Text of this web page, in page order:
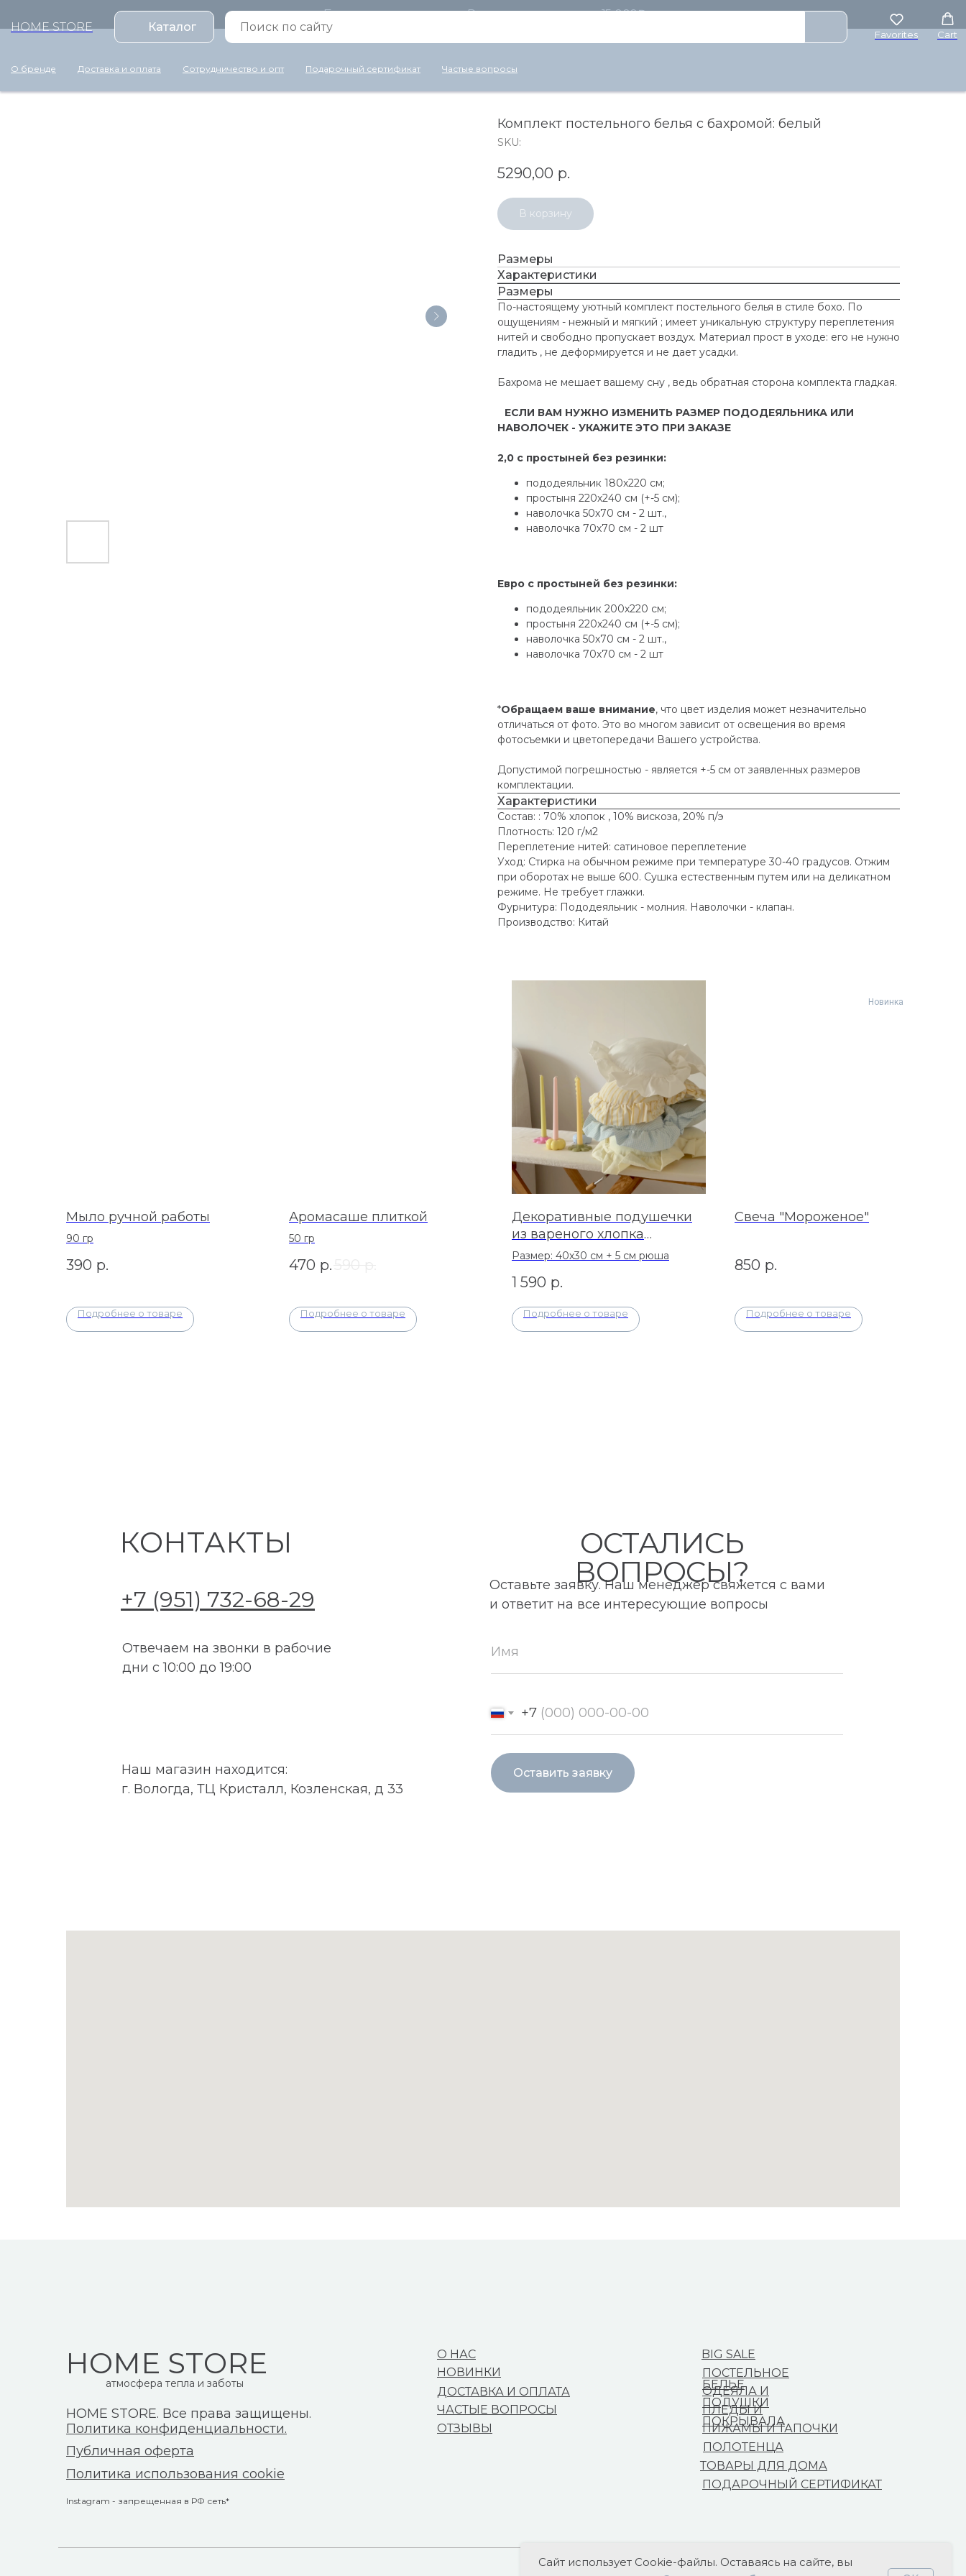
Бесплатная доставка по России для заказов от 15 000₽
HOME STORE
Каталог
Favorites Cart
О бренде Доставка и оплата Сотрудничество и опт Подарочный сертификат Частые вопросы
Комплект постельного белья с бахромой: белый
SKU:
5290,00 р.
В корзину
Размеры
Характеристики
Размеры
По-настоящему уютный комплект постельного белья в стиле бохо. По
ощущениям - нежный и мягкий ; имеет уникальную структуру переплетения
нитей и свободно пропускает воздух. Материал прост в уходе: его не нужно
гладить , не деформируется и не дает усадки.
Бахрома не мешает вашему сну , ведь обратная сторона комплекта гладкая.
⠀ЕСЛИ ВАМ НУЖНО ИЗМЕНИТЬ РАЗМЕР ПОДОДЕЯЛЬНИКА ИЛИ
НАВОЛОЧЕК - УКАЖИТЕ ЭТО ПРИ ЗАКАЗЕ
2,0 с простыней без резинки:
пододеяльник 180х220 см;
простыня 220х240 см (+-5 см);
наволочка 50х70 см - 2 шт.,
наволочка 70х70 см - 2 шт
Евро с простыней без резинки:
пододеяльник 200х220 см;
простыня 220х240 см (+-5 см);
наволочка 50х70 см - 2 шт.,
наволочка 70х70 см - 2 шт
*Обращаем ваше внимание, что цвет изделия может незначительно
отличаться от фото. Это во многом зависит от освещения во время
фотосъемки и цветопередачи Вашего устройства.
Допустимой погрешностью - является +-5 см от заявленных размеров
комплектации.
Характеристики
Состав: : 70% хлопок , 10% вискоза, 20% п/э
Плотность: 120 г/м2
Переплетение нитей: сатиновое переплетение
Уход: Стирка на обычном режиме при температуре 30-40 градусов. Отжим
при оборотах не выше 600. Сушка естественным путем или на деликатном
режиме. Не требует глажки.
Фурнитура: Пододеяльник - молния. Наволочки - клапан.
Производство: Китай
Мыло ручной работы
90 гр
390 р.
Подробнее о товаре
Аромасаше плиткой
50 гр
470 р.
Подробнее о товаре
Декоративные подушечки
из вареного хлопка
"Сердечко"
Размер: 40х30 см + 5 см рюша
1 590 р.
Подробнее о товаре
Новинка
Свеча "Мороженое"
850 р.
Подробнее о товаре
Оставьте заявку. Наш менеджер свяжется с вами
и ответит на все интересующие вопросы
КОНТАКТЫ
+7
Оставить заявку
ОСТАЛИСЬ
ВОПРОСЫ?
+7 (951) 732-68-29
Отвечаем на звонки в рабочие
дни с 10:00 до 19:00
Наш магазин находится:
г. Вологда, ТЦ Кристалл, Козленская, д 33
Сайт использует Cookie-файлы. Оставаясь на сайте, вы
О НАС
НОВИНКИ
ДОСТАВКА И ОПЛАТА
ЧАСТЫЕ ВОПРОСЫ
ОТЗЫВЫ
ПОЛОТЕНЦА
ПОСТЕЛЬНОЕ
БЕЛЬЕ
ОДЕЯЛА И
ПОДУШКИ
ПЛЕДЫ И
ПОКРЫВАЛА
ПИЖАМЫ И ТАПОЧКИ
ТОВАРЫ ДЛЯ ДОМА
BIG SALE
ПОДАРОЧНЫЙ СЕРТИФИКАТ
HOME STORE
Политика использования cookie
Публичная оферта
HOME STORE. Все права защищены.
Политика конфиденциальности.
Instagram - запрещенная в РФ сеть*
атмосфера тепла и заботы